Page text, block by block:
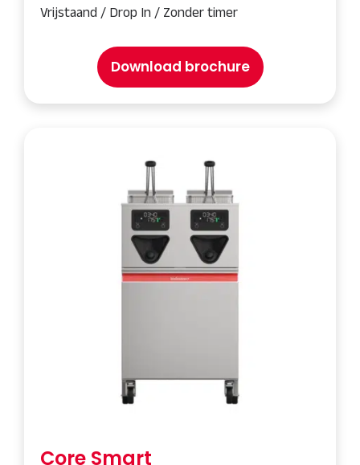
Vrijstaand / Drop In / Zonder timer
Download brochure
Core Smart